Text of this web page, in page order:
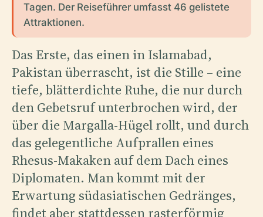
Tagen. Der Reiseführer umfasst 46 gelistete
Attraktionen.
Das Erste, das einen in Islamabad,
Pakistan überrascht, ist die Stille – eine
tiefe, blätterdichte Ruhe, die nur durch
den Gebetsruf unterbrochen wird, der
über die Margalla-Hügel rollt, und durch
das gelegentliche Aufprallen eines
Rhesus-Makaken auf dem Dach eines
Diplomaten. Man kommt mit der
Erwartung südasiatischen Gedränges,
findet aber stattdessen rasterförmig